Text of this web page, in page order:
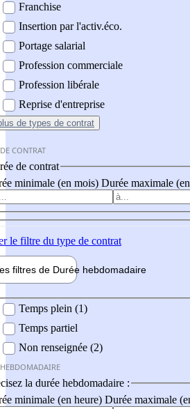
Franchise
Insertion par l'activ.éco.
Portage salarial
Profession commerciale
Profession libérale
Reprise d'entreprise
de types de contrat
CONTRAT
de contrat
minimale (en mois) Durée maximale
le filtre du type de contrat
filtres de Durée hebdomadaire
Temps plein (1)
Temps partiel
Non renseignée (2)
la durée hebdomadaire :
minimale (en heure) Durée maximale